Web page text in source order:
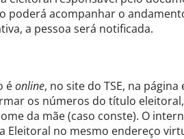
acompanhar o
a pessoa será notificada.
éonline, no site do TSE, na
os números do título
da mãe (caso conste). O
Eleitoral no mesmo endereço